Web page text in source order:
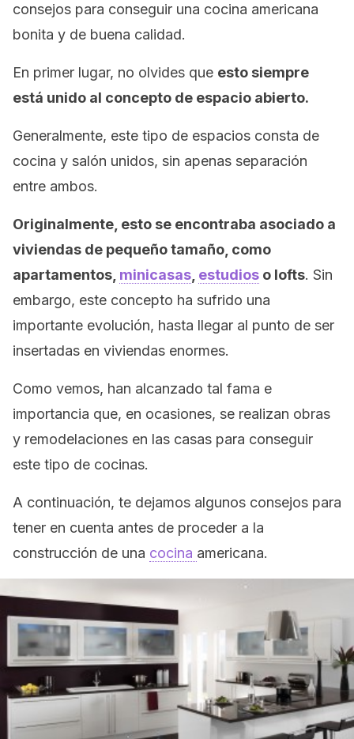
consejos para conseguir una cocina americana
bonita y de buena calidad.
En primer lugar, no olvides que esto siempre
está unido al concepto de espacio abierto.
Generalmente, este tipo de espacios consta de
cocina y salón unidos, sin apenas separación
entre ambos.
Originalmente, esto se encontraba asociado a
viviendas de pequeño tamaño, como
apartamentos, minicasas estudios o lofts. Sin
embargo, este concepto ha sufrido una
importante evolución, hasta llegar al punto de ser
insertadas en viviendas enormes.
Como vemos, han alcanzado tal fama e
importancia que, en ocasiones, se realizan obras
y remodelaciones en las casas para conseguir
este tipo de cocinas.
A continuación, te dejamos algunos consejos para
tener en cuenta antes de proceder a la
construcción de una cocina americana.